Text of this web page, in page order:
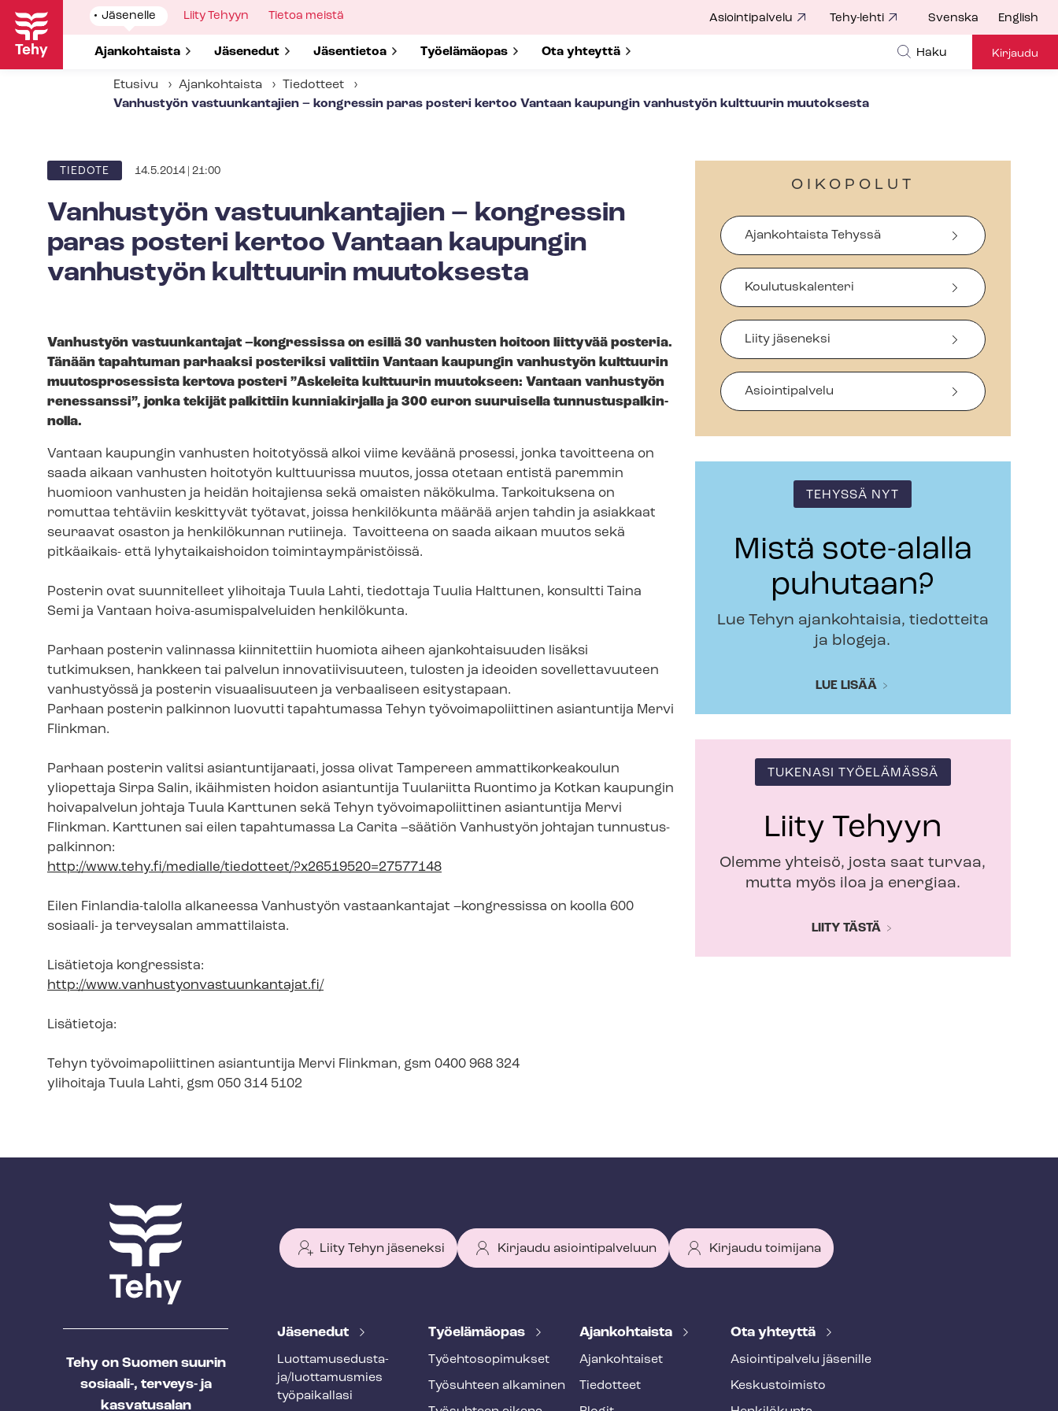
Hyppää
pääsisältöön
Show
submenu
Jäsenelle
Show submenu for
Ajankohtaista Show submenu for
Jäsenedut Show submenu for
Jäsentietoa Show submenu for
Työelämäopas Show submenu for
Ota yhteyttä
Show
Liity Tehyyn
Show
Tietoa meistä Asiointipalvelu Tehy-lehti Svenska English
Haku Kirjaudu
Etusivu Ajankohtaista
Tiedotteet
Vanhustyön vastuunkantajien – kongressin paras posteri kertoo Vantaan kaupungin vanhustyön kulttuurin muutoksesta
ARTIKKELIN
TIEDOTE 14.5.2014 | 21:00
Vanhustyön vastuunkantajien – kongressin
paras posteri kertoo Vantaan kaupungin
vanhustyön kulttuurin muutoksesta
Vanhustyön vastuunkantajat –kongressissa on esillä 30 vanhusten hoitoon liittyvää posteria.
Tänään tapahtuman parhaaksi posteriksi valittiin Vantaan kaupungin vanhustyön kulttuurin
muutosprosessista kertova posteri ”Askeleita kulttuurin muutokseen: Vantaan vanhustyön
renessanssi”, jonka tekijät palkittiin kunniakirjalla ja 300 euron suuruisella tun­nus­tus­pal­kin­
nol­la.
Vantaan kaupungin vanhusten hoitotyössä alkoi viime keväänä prosessi, jonka tavoitteena on
saada aikaan vanhusten hoitotyön kulttuurissa muutos, jossa otetaan entistä paremmin
huomioon vanhusten ja heidän hoitajiensa sekä omaisten näkökulma. Tarkoituksena on
romuttaa tehtäviin keskittyvät työtavat, joissa henkilökunta määrää arjen tahdin ja asiakkaat
seuraavat osaston ja henkilökunnan rutiineja. Tavoitteena on saada aikaan muutos sekä
pitkäaikais- että lyhytaikaishoidon toi­min­taym­pä­ris­töis­sä.
Posterin ovat suunnitelleet ylihoitaja Tuula Lahti, tiedottaja Tuulia Halttunen, konsultti Taina
Semi ja Vantaan hoiva-​asumispalveluiden henkilökunta.
Parhaan posterin valinnassa kiinnitettiin huomiota aiheen ajankohtaisuuden lisäksi
tutkimuksen, hankkeen tai palvelun in­no­va­tii­vi­suu­teen, tulosten ja ideoiden sovellettavuuteen
vanhustyössä ja posterin visuaalisuuteen ja verbaaliseen esitystapaan.
Parhaan posterin palkinnon luovutti tapahtumassa Tehyn työ­voi­ma­po­liit­ti­nen asiantuntija Mervi
Flinkman.
Parhaan posterin valitsi asiantuntijaraati, jossa olivat Tampereen am­mat­ti­kor­kea­kou­lun
yliopettaja Sirpa Salin, ikäihmisten hoidon asiantuntija Tuulariitta Ruontimo ja Kotkan kaupungin
hoivapalvelun johtaja Tuula Karttunen sekä Tehyn työ­voi­ma­po­liit­ti­nen asiantuntija Mervi
Flinkman. Karttunen sai eilen tapahtumassa La Carita –säätiön Vanhustyön johtajan tun­nus­tus­
pal­kin­non:
http://www.tehy.fi/medialle/tiedotteet/?x26519520=27577148
Eilen Finlandia-talolla alkaneessa Vanhustyön vastaankantajat –kongressissa on koolla 600
sosiaali- ja terveysalan ammattilaista.
Lisätietoja kongressista:
http://www.van­hus­ty­on­vas­tuun­kan­ta­jat.fi/
Lisätietoja:
Tehyn työ­voi­ma­po­liit­ti­nen asiantuntija Mervi Flinkman, gsm 0400 968 324
ylihoitaja Tuula Lahti, gsm 050 314 5102
OIKOPOLUT
Ajankohtaista Tehyssä
Koulutuskalenteri
Liity jäseneksi
Asiointipalvelu
TEHYSSÄ NYT
Mistä sote-alalla
puhutaan?
Lue Tehyn ajankohtaisia, tiedotteita
ja blogeja.
LUE LISÄÄ
TUKENASI TYÖELÄMÄSSÄ
Liity Tehyyn
Olemme yhteisö, josta saat turvaa,
mutta myös iloa ja energiaa.
LIITY TÄSTÄ
Tehy on Suomen suurin
sosiaali-, terveys- ja
kasvatusalan
Liity Tehyn jäseneksi Kirjaudu asiointipalveluun Kirjaudu toimijana
T
h
y
Jäsenedut
Luot­ta­muse­dus­ta­
ja/luottamusmies
työpaikallasi
Työelämäopas
Työ­eh­to­so­pi­muk­set
Työsuhteen alkaminen
Ajankohtaista
Ajankohtaiset
Tiedotteet
Ota yhteyttä
Asioin­ti­pal­ve­lu jäsenille
Keskustoimisto